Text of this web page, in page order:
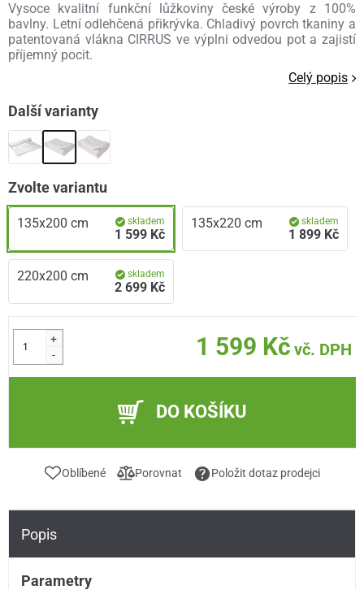
Vysoce kvalitní funkční lůžkoviny české výroby z 100%
bavlny. Letní odlehčená přikrývka. Chladivý povrch tkaniny a
patentovaná vlákna CIRRUS ve výplni odvedou pot a zajistí
příjemný pocit.
Celý popis
Další varianty
Zvolte variantu
135x200 cm skladem
1 599 Kč
135x220 cm skladem
1 899 Kč
220x200 cm skladem
2 699 Kč
+
-
1 599 Kč vč. DPH
DO KOŠÍKU
Oblíbené Porovnat Položit dotaz prodejci
Popis
Parametry